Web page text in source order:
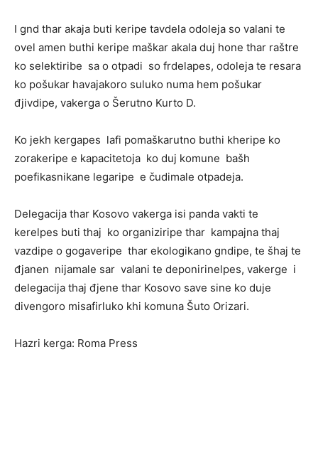
I gnd thar akaja buti keripe tavdela odoleja so valani te
ovel amen buthi keripe maškar akala duj hone thar raštre
ko selektiribe sa o otpadi so frdelapes, odoleja te resara
ko pošukar havajakoro suluko numa hem pošukar
đjivdipe, vakerga o Šerutno Kurto D.
Ko jekh kergapes lafi pomaškarutno buthi kheripe ko
zorakeripe e kapacitetoja ko duj komune bašh
poefikasnikane legaripe e čudimale otpadeja.
Delegacija thar Kosovo vakerga isi panda vakti te
kerelpes buti thaj ko organiziripe thar kampajna thaj
vazdipe o gogaveripe thar ekologikano gndipe, te šhaj te
đjanen nijamale sar valani te deponirinelpes, vakerge i
delegacija thaj đjene thar Kosovo save sine ko duje
divengoro misafirluko khi komuna Šuto Orizari.
Hazri kerga: Roma Press